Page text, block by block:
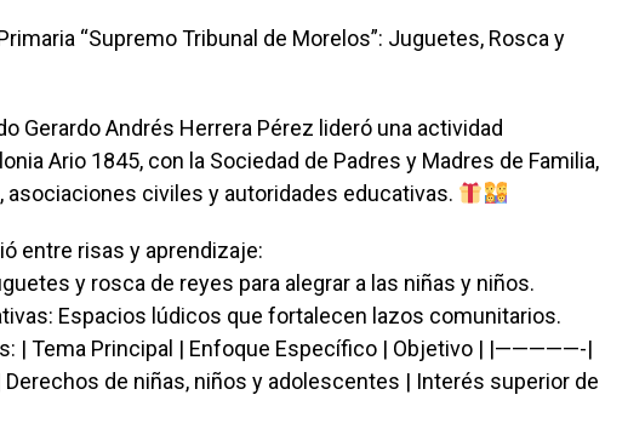
“Supremo Tribunal de Morelos”: Juguetes, Rosca y
Gerardo Andrés Herrera Pérez lideró una actividad
Ario 1845, con la Sociedad de Padres y Madres de Familia,
civiles y autoridades educativas.
entre risas y aprendizaje:
y rosca de reyes para alegrar a las niñas y niños.
Espacios lúdicos que fortalecen lazos comunitarios.
| Tema Principal | Enfoque Específico | Objetivo | |—————-|
de niñas, niños y adolescentes | Interés superior de